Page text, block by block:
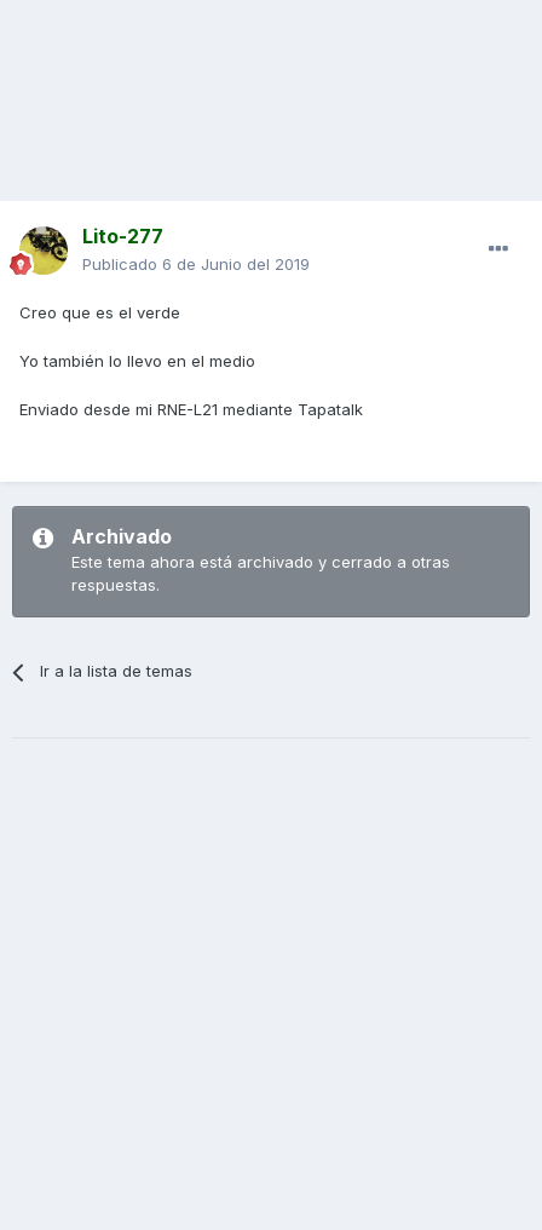
Lito-277
Publicado 6 de Junio del 2019
Creo que es el verde
Yo también lo llevo en el medio
Enviado desde mi RNE-L21 mediante Tapatalk
Archivado
Este tema ahora está archivado y cerrado a otras
respuestas.
Ir a la lista de temas